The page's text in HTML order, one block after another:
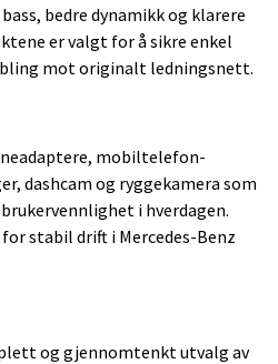
bedre dynamikk og klarere
er valgt for å sikre enkel
mot originalt ledningsnett.
mobiltelefon-
dashcam og ryggekamera som
i hverdagen.
stabil drift i Mercedes-Benz
og gjennomtenkt utvalg av